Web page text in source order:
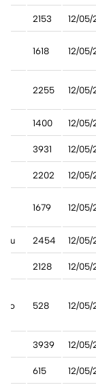
2153 12/05/
1618 12/05/
2255 12/05/
1400 12/05/
3931 12/05/
2202 12/05/
1679 12/05/
2454 12/05/
2128 12/05/
528 12/05/
3939 12/05/
615 12/05/